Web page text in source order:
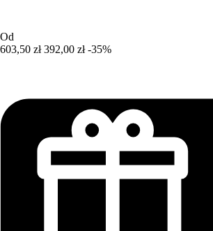
Od
603,50 zł 392,00 zł -35%